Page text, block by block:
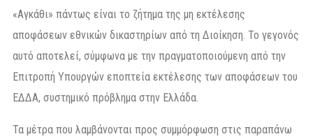
«Αγκάθι» πάντως είναι το ζήτημα της μη εκτέλεσης
αποφάσεων εθνικών δικαστηρίων από τη Διοίκηση. Το γεγονός
αυτό αποτελεί, σύμφωνα με την πραγματοποιούμενη από την
Επιτροπή Υπουργών εποπτεία εκτέλεσης των αποφάσεων του
ΕΔΔΑ, συστημικό πρόβλημα στην Ελλάδα.
Τα μέτρα που λαμβάνονται προς συμμόρφωση στις παραπάνω